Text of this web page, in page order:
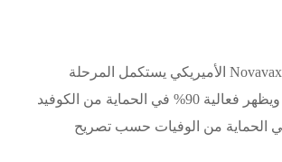
لقاح نوفافاكس Novavax الأميريكي يستكمل المرحلة
السريرية الثالثة ويظهر فعالية 90% في الحماية من الكوفيد
100% في الحماية من الوفيات حسب تصريح